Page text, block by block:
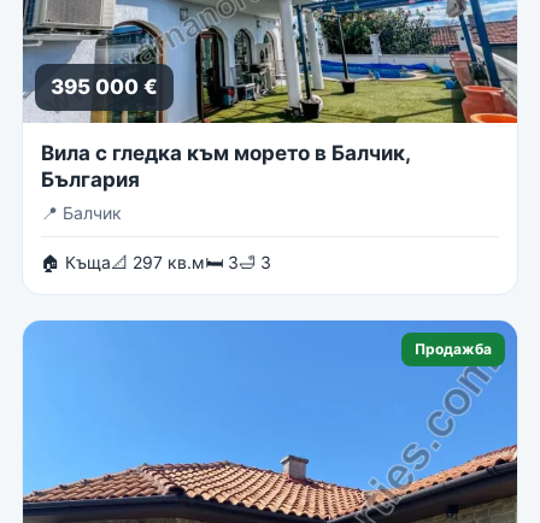
395 000 €
Вила с гледка към морето в Балчик,
България
📍 Балчик
🏠 Къща📐 297 кв.м🛏 3🛁 3
Продажба